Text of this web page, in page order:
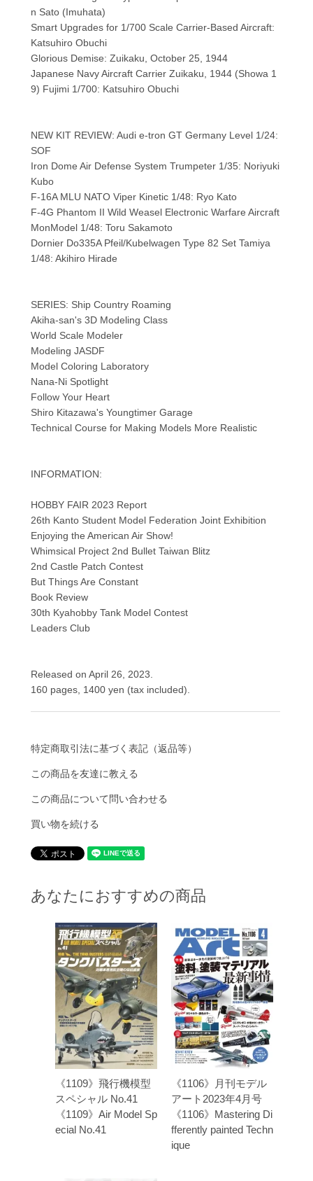
n Sato (Imuhata)
Smart Upgrades for 1/700 Scale Carrier-Based Aircraft:
Katsuhiro Obuchi
Glorious Demise: Zuikaku, October 25, 1944
Japanese Navy Aircraft Carrier Zuikaku, 1944 (Showa 1
9) Fujimi 1/700: Katsuhiro Obuchi
NEW KIT REVIEW: Audi e-tron GT Germany Level 1/24:
SOF
Iron Dome Air Defense System Trumpeter 1/35: Noriyuki
Kubo
F-16A MLU NATO Viper Kinetic 1/48: Ryo Kato
F-4G Phantom II Wild Weasel Electronic Warfare Aircraft
MonModel 1/48: Toru Sakamoto
Dornier Do335A Pfeil/Kubelwagen Type 82 Set Tamiya
1/48: Akihiro Hirade
SERIES: Ship Country Roaming
Akiha-san's 3D Modeling Class
World Scale Modeler
Modeling JASDF
Model Coloring Laboratory
Nana-Ni Spotlight
Follow Your Heart
Shiro Kitazawa's Youngtimer Garage
Technical Course for Making Models More Realistic
INFORMATION:
HOBBY FAIR 2023 Report
26th Kanto Student Model Federation Joint Exhibition
Enjoying the American Air Show!
Whimsical Project 2nd Bullet Taiwan Blitz
2nd Castle Patch Contest
But Things Are Constant
Book Review
30th Kyahobby Tank Model Contest
Leaders Club
Released on April 26, 2023.
160 pages, 1400 yen (tax included).
特定商取引法に基づく表記（返品等）
この商品を友達に教える
この商品について問い合わせる
買い物を続ける
あなたにおすすめの商品
《1109》飛行機模型
スペシャル No.41
《1109》Air Model Sp
ecial No.41
《1106》月刊モデル
アート2023年4月号
《1106》Mastering Di
fferently painted Techn
ique